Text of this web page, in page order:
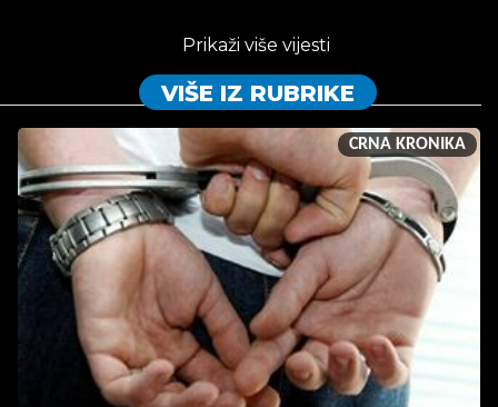
Prikaži više vijesti
VIŠE IZ RUBRIKE
CRNA KRONIKA